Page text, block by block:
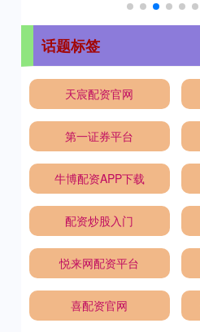
话题标签
天宸配资官网
第一证券平台
牛博配资APP下载
配资炒股入门
悦来网配资平台
喜配资官网